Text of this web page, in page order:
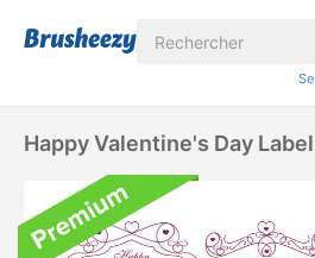
Happy Valentine's Day